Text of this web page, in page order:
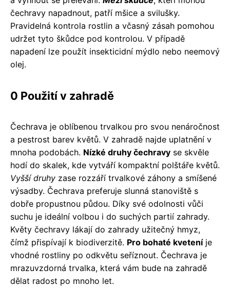
čechravy napadnout, patří mšice a svilušky.
Pravidelná kontrola rostlin a včasný zásah pomohou
udržet tyto škůdce pod kontrolou. V případě
napadení lze použít insekticidní mýdlo nebo neemový
olej.
0 Použití v zahradě
Čechrava je oblíbenou trvalkou pro svou nenáročnost
a pestrost barev květů. V zahradě najde uplatnění v
mnoha podobách. Nízké druhy čechravy se skvěle
hodí do skalek, kde vytváří kompaktní polštáře květů.
Vyšší druhy zase rozzáří trvalkové záhony a smíšené
výsadby. Čechrava preferuje slunná stanoviště s
dobře propustnou půdou. Díky své odolnosti vůči
suchu je ideální volbou i do suchých partií zahrady.
Květy čechravy lákají do zahrady užitečný hmyz,
čímž přispívají k biodiverzitě. Pro bohaté kveteníje
vhodné rostliny po odkvětu seříznout. Čechrava je
mrazuvzdorná trvalka, která vám bude na zahradě
dělat radost po mnoho let.